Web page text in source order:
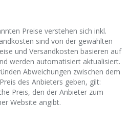
Preise verstehen sich inkl.
sind von der gewählten
und Versandkosten basieren auf
werden automatisiert aktualisiert.
Abweichungen zwischen dem
des Anbieters geben, gilt:
Preis, den der Anbieter zum
Website angibt.